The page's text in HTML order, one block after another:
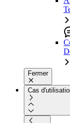
Fermer
Cas